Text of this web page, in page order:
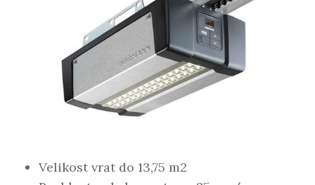
Velikost vrat do 13,75 m2